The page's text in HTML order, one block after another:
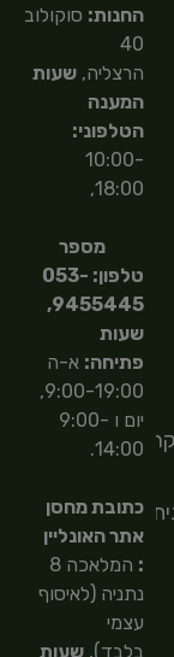
החנות: סוקולוב
40
הרצליה,שעות
המענה
הטלפוני:
10:00-
18:00,
מספר
טלפון: 053-
9455445,
שעות
פתיחה: א-ה
9:00-19:00,
יום ו 9:00-
14:00.
כתובת מחסן
אתר האונליין
:
המלאכה 8
נתניה (לאיסוף
עצמי
בלבד),שעות